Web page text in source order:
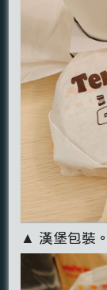
▲ 漢堡包裝。